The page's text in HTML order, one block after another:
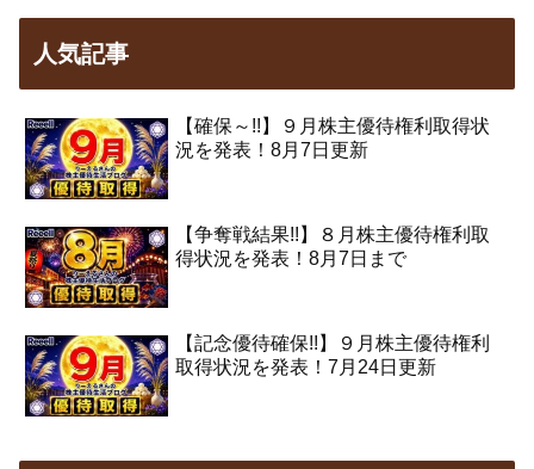
人気記事
【確保～!!】９月株主優待権利取得状
況を発表！8月7日更新
【争奪戦結果!!】８月株主優待権利取
得状況を発表！8月7日まで
【記念優待確保!!】９月株主優待権利
取得状況を発表！7月24日更新